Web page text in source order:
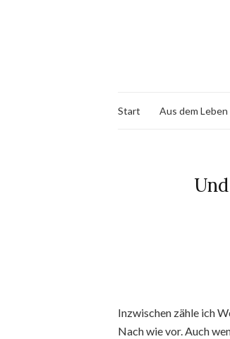
Start Aus dem Leben
Inzwischen zähle ich
Nach wie vor. Auch